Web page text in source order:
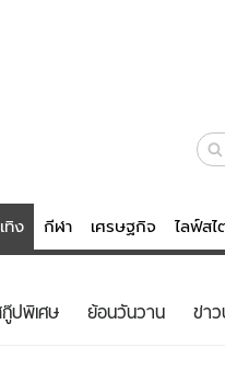
ทิง กีฬา เศรษฐกิจ ไลฟ์สไ
- ตรวจหวย
ปพิเศษ ย้อนวันวาน ข่า